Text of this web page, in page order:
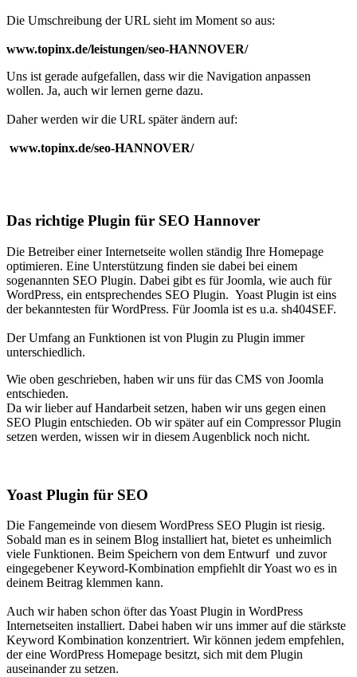
Die Umschreibung der URL sieht im Moment so aus:
www.topinx.de/leistungen/seo-HANNOVER/
Uns ist gerade aufgefallen, dass wir die Navigation anpassen
wollen. Ja, auch wir lernen gerne dazu.
Daher werden wir die URL später ändern auf:
www.topinx.de/seo-HANNOVER/
Das richtige Plugin für SEO Hannover
Die Betreiber einer Internetseite wollen ständig Ihre Homepage
optimieren. Eine Unterstützung finden sie dabei bei einem
sogenannten SEO Plugin. Dabei gibt es für Joomla, wie auch für
WordPress, ein entsprechendes SEO Plugin. Yoast Plugin ist eins
der bekanntesten für WordPress. Für Joomla ist es u.a. sh404SEF.
Der Umfang an Funktionen ist von Plugin zu Plugin immer
unterschiedlich.
Wie oben geschrieben, haben wir uns für das CMS von Joomla
entschieden.
Da wir lieber auf Handarbeit setzen, haben wir uns gegen einen
SEO Plugin entschieden. Ob wir später auf ein Compressor Plugin
setzen werden, wissen wir in diesem Augenblick noch nicht.
Yoast Plugin für SEO
Die Fangemeinde von diesem WordPress SEO Plugin ist riesig.
Sobald man es in seinem Blog installiert hat, bietet es unheimlich
viele Funktionen. Beim Speichern von dem Entwurf und zuvor
eingegebener Keyword-Kombination empfiehlt dir Yoast wo es in
deinem Beitrag klemmen kann.
Auch wir haben schon öfter das Yoast Plugin in WordPress
Internetseiten installiert. Dabei haben wir uns immer auf die stärkste
Keyword Kombination konzentriert. Wir können jedem empfehlen,
der eine WordPress Homepage besitzt, sich mit dem Plugin
auseinander zu setzen.